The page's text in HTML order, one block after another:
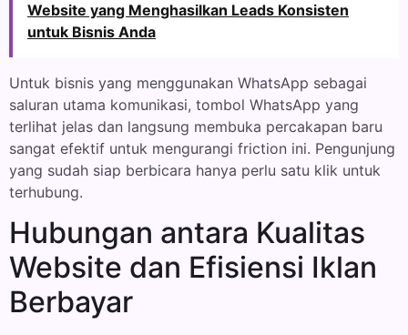
Website yang Menghasilkan Leads Konsisten
untuk Bisnis Anda
Untuk bisnis yang menggunakan WhatsApp sebagai
saluran utama komunikasi, tombol WhatsApp yang
terlihat jelas dan langsung membuka percakapan baru
sangat efektif untuk mengurangi friction ini. Pengunjung
yang sudah siap berbicara hanya perlu satu klik untuk
terhubung.
Hubungan antara Kualitas
Website dan Efisiensi Iklan
Berbayar